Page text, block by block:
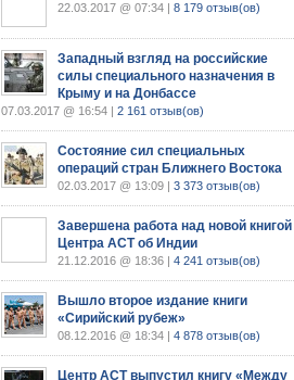
22.03.2017 @ 07:34 | 8 179 отзыв(ов)
Западный взгляд на российские
силы специального назначения в
Крыму и на Донбассе
07.03.2017 @ 16:54 | 2 161 отзыв(ов)
Состояние сил специальных
операций стран Ближнего Востока
02.03.2017 @ 13:09 | 3 373 отзыв(ов)
Завершена работа над новой книгой
Центра АСТ об Индии
21.12.2016 @ 18:36 | 4 241 отзыв(ов)
Вышло второе издание книги
«Сирийский рубеж»
08.12.2016 @ 18:34 | 4 878 отзыв(ов)
Центр АСТ выпустил книгу «Между